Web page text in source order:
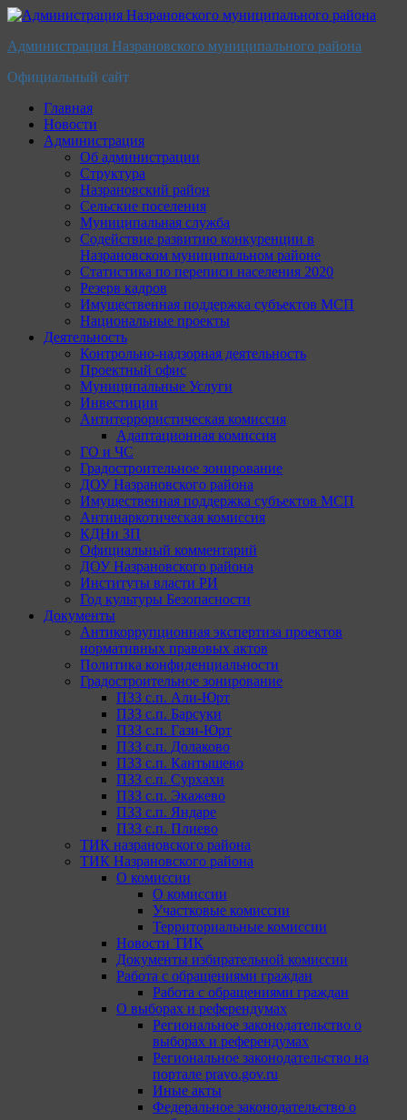
Перейти
содержимому
Администрация Назрановского муниципального района
Официальный сайт
Главная
Новости
Администрация
Об администрации
Структура
Назрановский район
Сельские поселения
Муниципальная служба
Содействие развитию конкуренции в
Назрановском муниципальном районе
Статистика по переписи населения 2020
Резерв кадров
Имущественная поддержка субъектов МСП
Национальные проекты
Деятельность
Контрольно-надзорная деятельность
Проектный офис
Муниципальные Услуги
Инвестиции
Антитеррористическая комиссия
Адаптационная комиссия
ГО и ЧС
Градостроительное зонирование
ДОУ Назрановского района
Имущественная поддержка субъектов МСП
Антинаркотическая комиссия
КДНи ЗП
Официальный комментарий
ДОУ Назрановского района
Институты власти РИ
Год культуры Безопасности
Документы
Антикоррупционная экспертиза проектов
нормативных правовых актов
Политика конфиденциальности
Градостроительное зонирование
ПЗЗ с.п. Али-Юрт
ПЗЗ с.п. Барсуки
ПЗЗ с.п. Гази-Юрт
ПЗЗ с.п. Долаково
ПЗЗ с.п. Кантышево
ПЗЗ с.п. Сурхахи
ПЗЗ с.п. Экажево
ПЗЗ с.п. Яндаре
ПЗЗ с.п. Плиево
ТИК назрановского района
ТИК Назрановского района
О комиссии
О комиссии
Участковые комиссии
Территориальные комиссии
Новости ТИК
Документы избирательной комиссии
Работа с обращениями граждан
Работа с обращениями граждан
О выборах и референдумах
Региональное законодательство о
выборах и референдумах
Региональное законодательство на
портале pravo.gov.ru
Иные акты
Федеральное законодательство о